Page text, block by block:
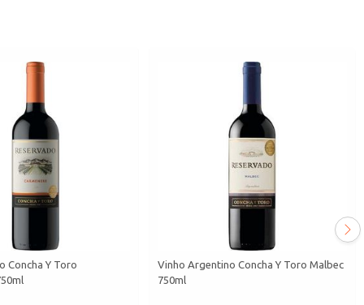
Concha Y Toro
Vinho Argentino Concha Y Toro Malbec
750ml